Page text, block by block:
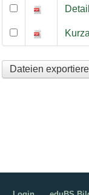
Dateien